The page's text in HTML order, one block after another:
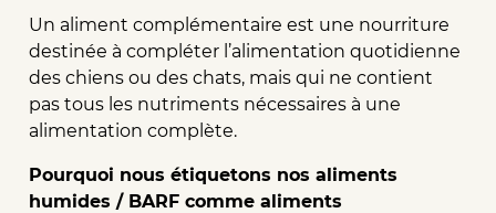
Un aliment complémentaire est une nourriture
destinée à compléter l’alimentation quotidienne
des chiens ou des chats, mais qui ne contient
pas tous les nutriments nécessaires à une
alimentation complète.
Pourquoi nous étiquetons nos aliments
humides / BARF comme aliments